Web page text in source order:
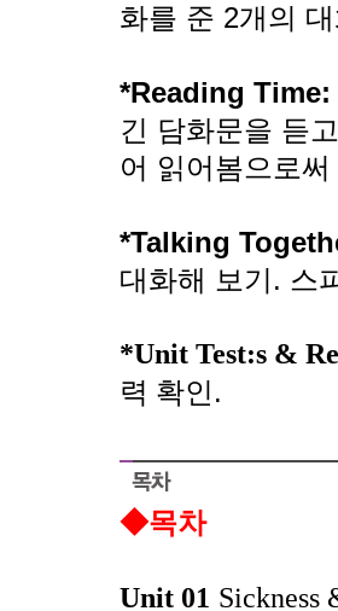
화를 준 2개의
*Reading Time:
긴 담화문을 듣
어 읽어봄으로
*Talking
대화해 보기 . 스
*Unit Test:s &
력 확인.
◆목차
Unit 01 Sickness